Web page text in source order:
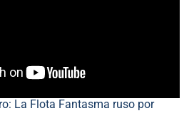
La Flota Fantasma ruso por